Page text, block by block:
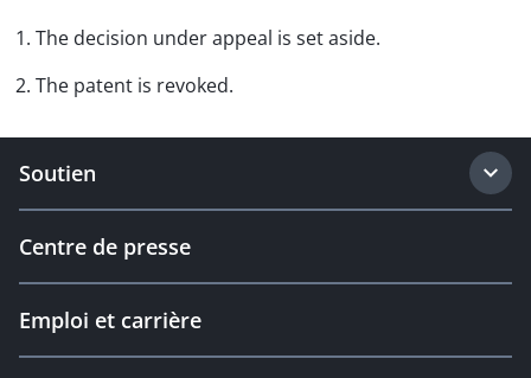
1. The decision under appeal is set aside.
2. The patent is revoked.
Soutien
Centre de presse
Emploi et carrière